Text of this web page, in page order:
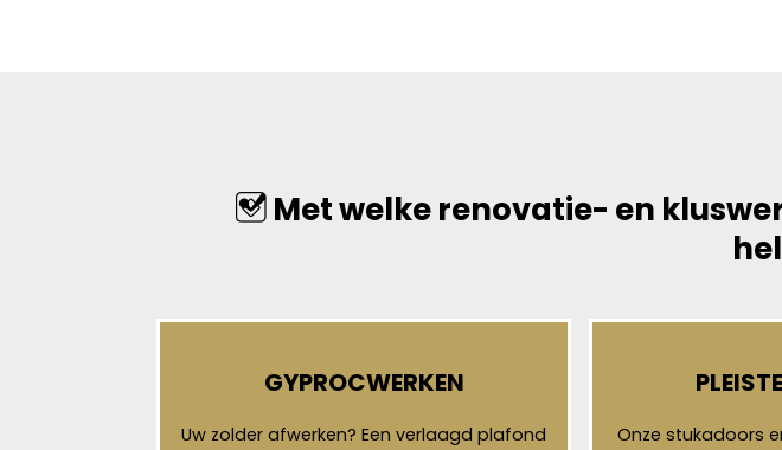
Met welke renovatie- en
GYPROCWERKEN
Uw zolder afwerken? Een verlaagd plafond
Onze stukadoors